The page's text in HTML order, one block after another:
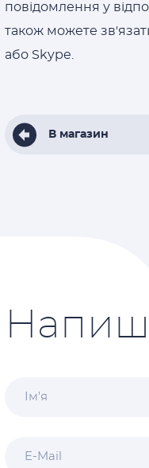
повідомлення у
також можете
або Skype.
В магазин